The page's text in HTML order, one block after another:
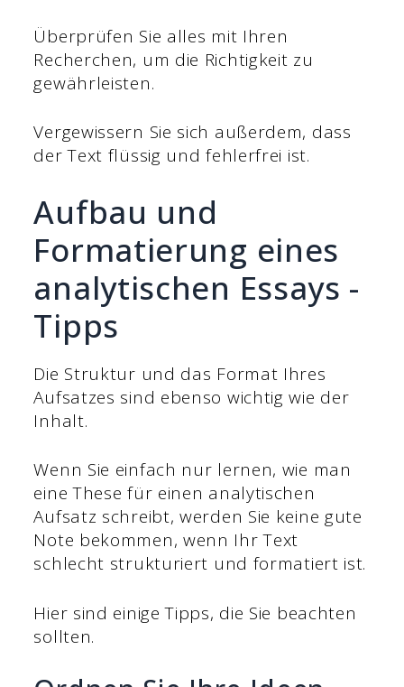
Überprüfen Sie alles mit Ihren
Recherchen, um die Richtigkeit zu
gewährleisten.
Vergewissern Sie sich außerdem, dass
der Text flüssig und fehlerfrei ist.
Aufbau und
Formatierung eines
analytischen Essays -
Tipps
Die Struktur und das Format Ihres
Aufsatzes sind ebenso wichtig wie der
Inhalt.
Wenn Sie einfach nur lernen, wie man
eine These für einen analytischen
Aufsatz schreibt, werden Sie keine gute
Note bekommen, wenn Ihr Text
schlecht strukturiert und formatiert ist.
Hier sind einige Tipps, die Sie beachten
sollten.